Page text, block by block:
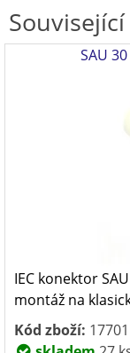
SAU
IEC konektor
montáž na
Kód zboží: 17701